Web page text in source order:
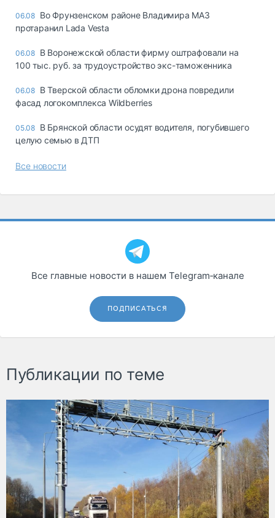
06.08 Во Фрунзенском районе Владимира МАЗ
протаранил Lada Vesta
06.08 В Воронежской области фирму оштрафовали на
100 тыс. руб. за трудоустройство экс-таможенника
06.08 В Тверской области обломки дрона повредили
фасад логокомплекса Wildberries
05.08 В Брянской области осудят водителя, погубившего
целую семью в ДТП
Все новости
Все главные новости в нашем Telegram‑канале
ПОДПИСАТЬСЯ
Публикации по теме